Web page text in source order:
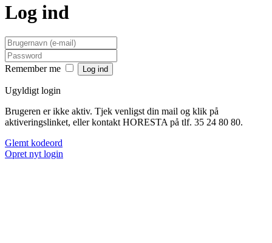
Log ind
Remember me
Ugyldigt login
Brugeren er ikke aktiv. Tjek venligst din mail og klik på
aktiveringslinket, eller kontakt HORESTA på tlf. 35 24 80 80.
Glemt kodeord
Opret nyt login